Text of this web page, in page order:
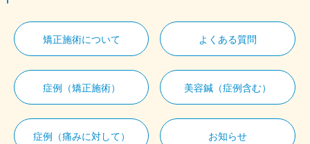
矯正施術について よくある質問
症例（矯正施術） 美容鍼（症例含む）
症例（痛みに対して） お知らせ